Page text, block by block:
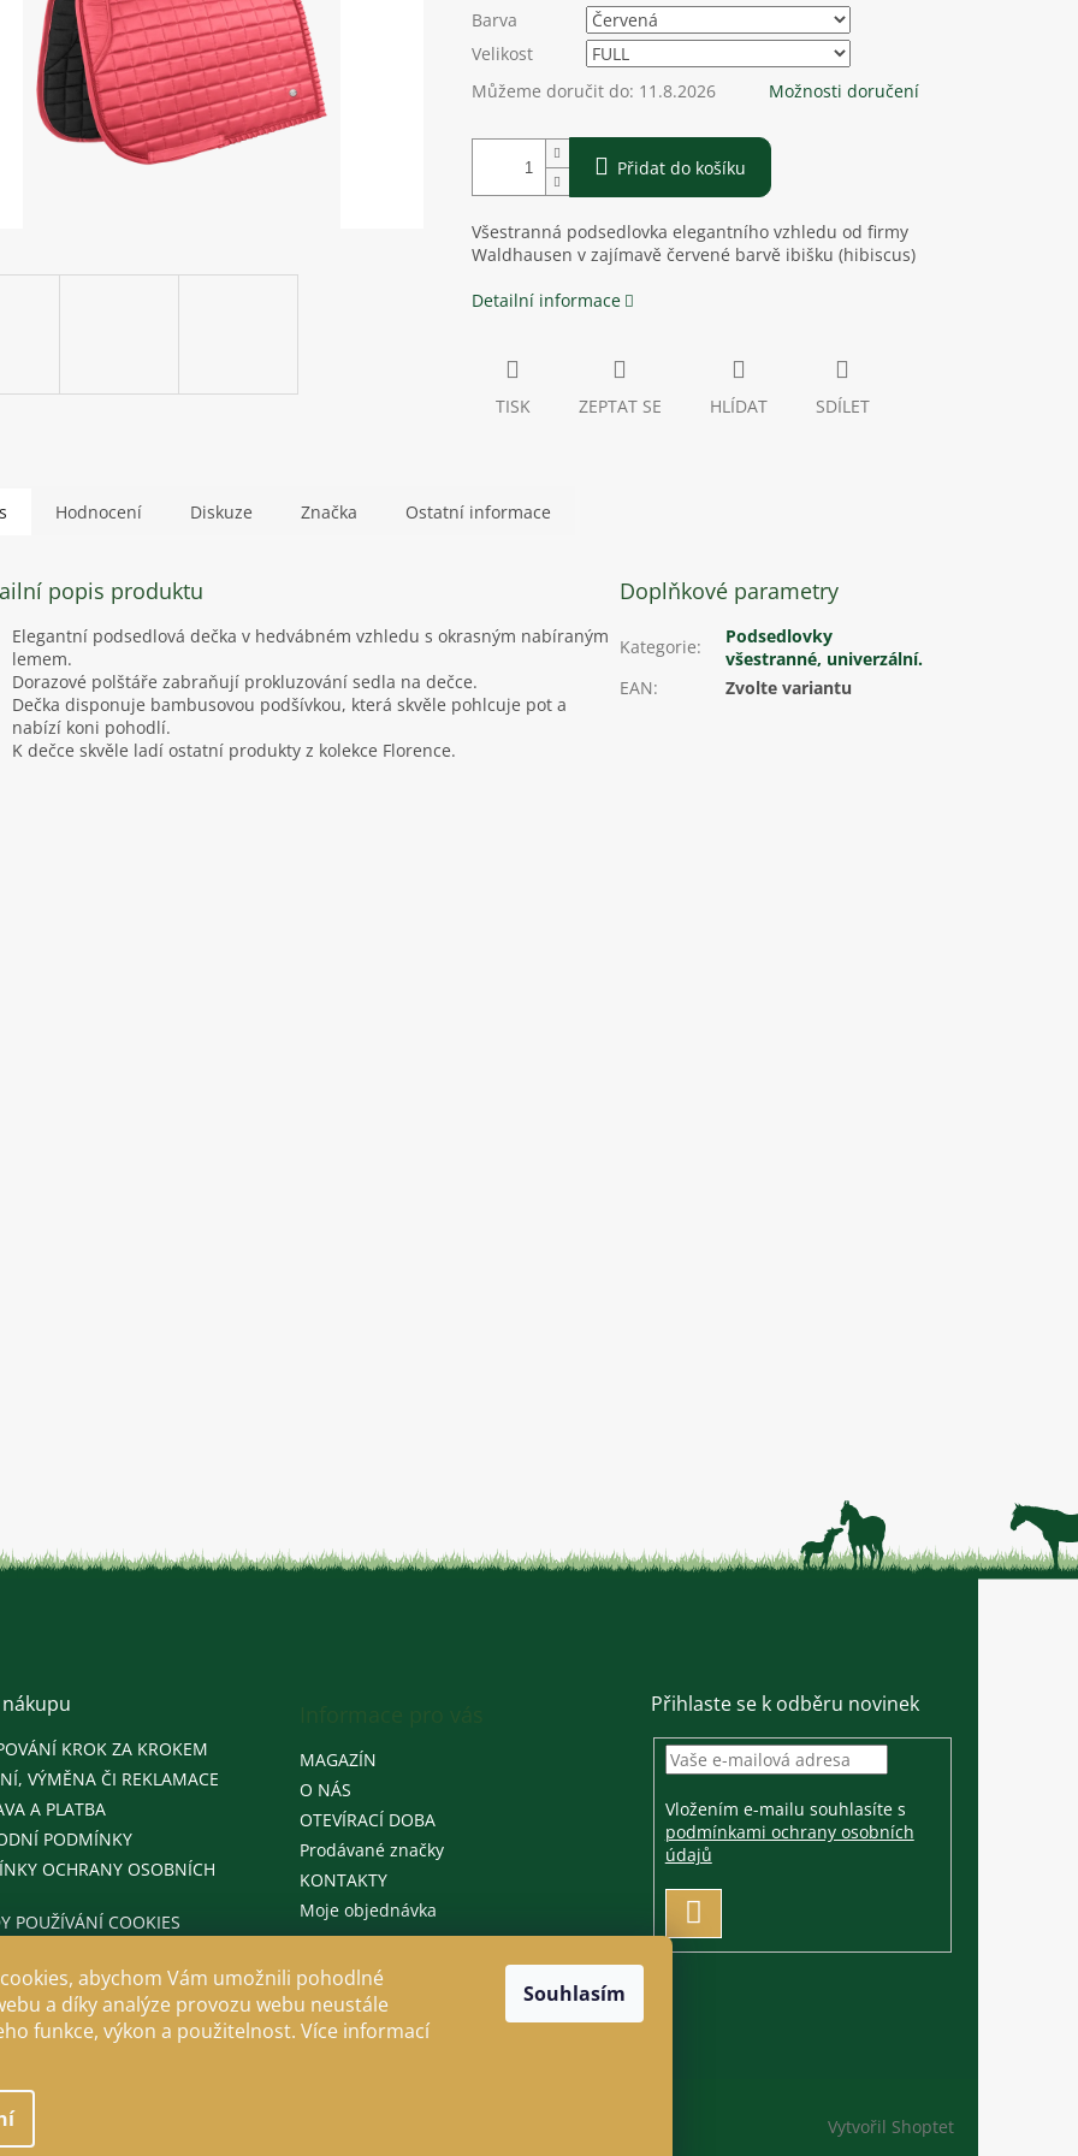
abychom Vám umožnili pohodlné
a díky analýze provozu webu neustále
funkce, výkon a použitelnost. Více informací
Souhlasím
Barva
Velikost
Můžeme doručit do: 11.8.2026 Možnosti doručení
Přidat do košíku
Všestranná podsedlovka elegantního vzhledu od firmy
Waldhausen v zajímavě červené barvě ibišku (hibiscus)
Detailní informace
TISK ZEPTAT SE HLÍDAT SDÍLET
Hodnocení Diskuze Značka Ostatní informace
popis produktu
Elegantní podsedlová dečka v hedvábném vzhledu s okrasným nabíraným
lemem.
Dorazové polštáře zabraňují prokluzování sedla na dečce.
Dečka disponuje bambusovou podšívkou, která skvěle pohlcuje pot a
nabízí koni pohodlí.
K dečce skvěle ladí ostatní produkty z kolekce Florence.
Doplňkové parametry
Kategorie:
Podsedlovky
všestranné, univerzální.
EAN: Zvolte variantu
KROK ZA KROKEM
VÝMĚNA ČI REKLAMACE
A PLATBA
PODMÍNKY
OCHRANY OSOBNÍCH
POUŽÍVÁNÍ COOKIES
MAGAZÍN
O NÁS
OTEVÍRACÍ DOBA
Prodávané značky
KONTAKTY
Moje objednávka
Přihlaste se k odběru novinek
Vložením e-mailu souhlasíte s
podmínkami ochrany osobních
údajů
SE
Vytvořil Shoptet